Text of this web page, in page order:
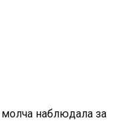
наблюдала за